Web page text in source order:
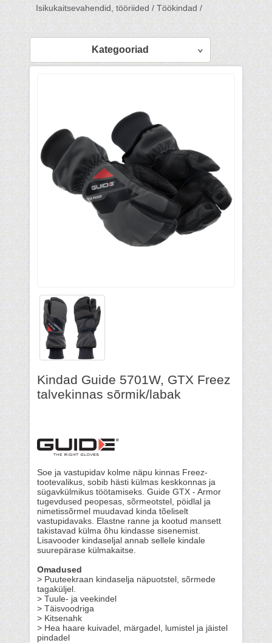
Isikukaitsevahendid, tööriided / Töökindad /
Kategooriad
Kindad Guide 5701W, GTX Freez
talvekinnas sõrmik/labak
Soe ja vastupidav kolme näpu kinnas Freez-
tootevalikus, sobib hästi külmas keskkonnas ja
sügavkülmikus töötamiseks. Guide GTX - Armor
tugevdused peopesas, sõrmeotstel, pöidlal ja
nimetissõrmel muudavad kinda tõeliselt
vastupidavaks. Elastne ranne ja kootud mansett
takistavad külma õhu kindasse sisenemist.
Lisavooder kindaseljal annab sellele kindale
suurepärase külmakaitse.
Omadused
> Puuteekraan kindaselja näpuotstel, sõrmede
tagaküljel.
> Tuule- ja veekindel
> Täisvoodriga
> Kitsenahk
> Hea haare kuivadel, märgadel, lumistel ja jäistel
pindadel